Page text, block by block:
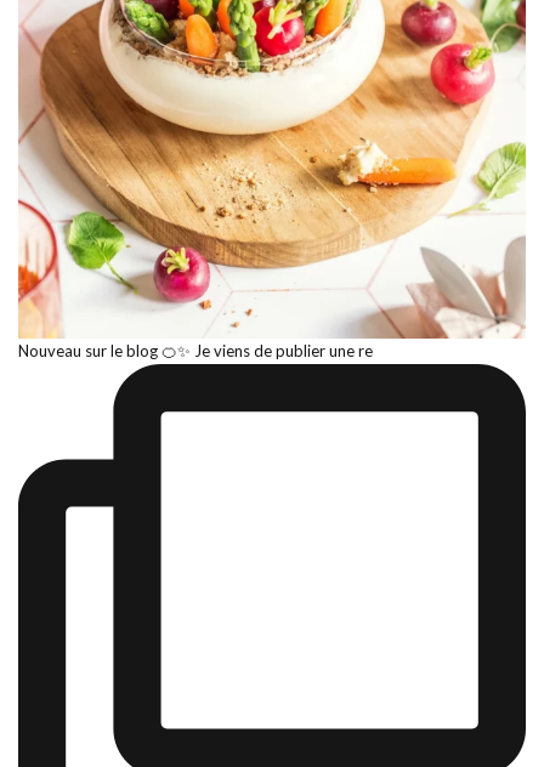
Nouveau sur le blog 🍊✨ Je viens de publier une re